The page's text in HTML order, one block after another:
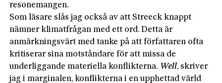
resonemangen.
Som läsare slås jag också av att Streeck knappt
nämner klimatfrågan med ett ord. Detta är
anmärkningsvärt med tanke på att författaren ofta
kritiserar sina motståndare för att missa de
underliggande materiella konflikterna. Well, skriver
jag i marginalen, konflikterna i en upphettad värld